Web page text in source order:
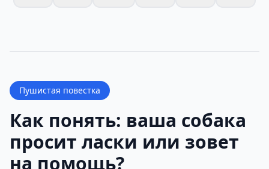
Пушистая повестка
Как понять: ваша собака
просит ласки или зовет
на помощь?